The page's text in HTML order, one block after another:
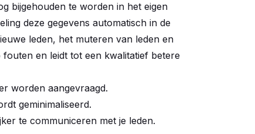
bijgehouden te worden in het eigen
deze gegevens automatisch in de
leden, het muteren van leden en
en leidt tot een kwalitatief betere
worden aangevraagd.
geminimaliseerd.
te communiceren met je leden.